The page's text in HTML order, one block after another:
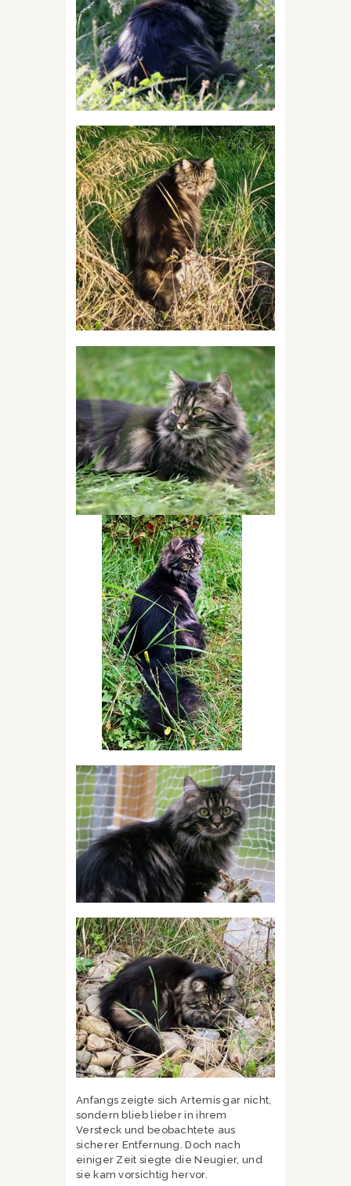
Anfangs zeigte sich Artemis gar nicht,
sondern blieb lieber in ihrem
Versteck und beobachtete aus
sicherer Entfernung. Doch nach
einiger Zeit siegte die Neugier, und
sie kam vorsichtig hervor.